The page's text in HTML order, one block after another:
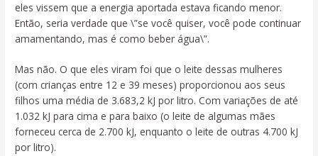
eles vissem que a energia aportada estava ficando menor.
Então, seria verdade que \”se você quiser, você pode continuar
amamentando, mas é como beber água\”.
Mas não. O que eles viram foi que o leite dessas mulheres
(com crianças entre 12 e 39 meses) proporcionou aos seus
filhos uma média de 3.683,2 kJ por litro. Com variações de até
1.032 kJ para cima e para baixo (o leite de algumas mães
forneceu cerca de 2.700 kJ, enquanto o leite de outras 4.700 kJ
por litro).